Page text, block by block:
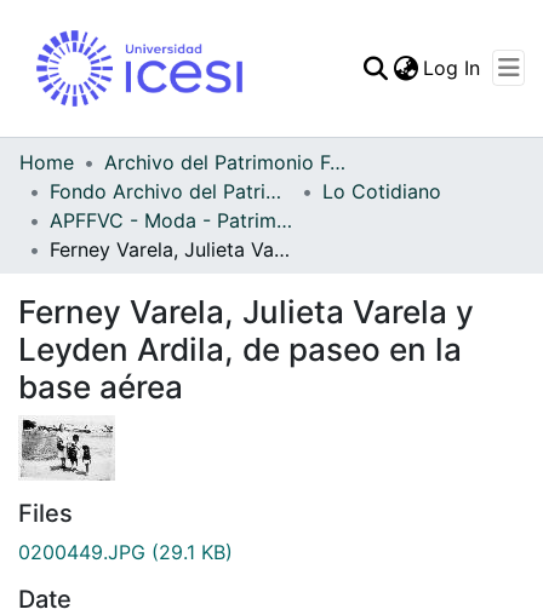
Statistics
Log In
Home
Archivo del Patrimonio Fotográfico y Fílmico del Valle del Cauca
Fondo Archivo del Patrimonio Fotográfico y Fílmico del Valle del Cauca
Lo Cotidiano
APFFVC - Moda - Patrimonial
Ferney Varela, Julieta Varela y Leyden Ardila, de paseo en la base aérea
Ferney Varela, Julieta Varela y
Leyden Ardila, de paseo en la
base aérea
Files
0200449.JPG (29.1 KB)
Date